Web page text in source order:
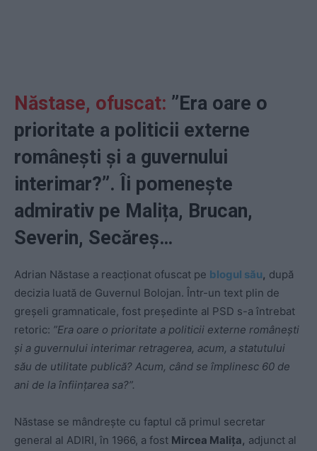
Năstase, ofuscat: ”Era oare o
prioritate a politicii externe
românești și a guvernului
interimar?”. Îi pomenește
admirativ pe Malița, Brucan,
Severin, Secăreș…
Adrian Năstase a reacţionat ofuscat pe blogul său, după
decizia luată de Guvernul Bolojan. Într-un text plin de
greșeli gramnaticale, fost președinte al PSD s-a întrebat
retoric: ”Era oare o prioritate a politicii externe românești
și a guvernului interimar retragerea, acum, a statutului
său de utilitate publică? Acum, când se împlinesc 60 de
ani de la înființarea sa?”.
Năstase se mândrește cu faptul că primul secretar
general al ADIRI, în 1966, a fost Mircea Malița, adjunct al